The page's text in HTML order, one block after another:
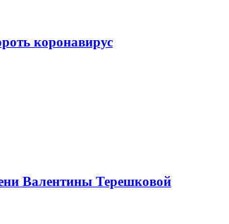
коронавирус
Валентины Терешковой